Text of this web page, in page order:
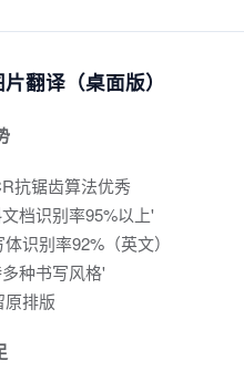
翻译（桌面版）
抗锯齿算法优秀
档识别率95%以上'
识别率92%（英文）
种书写风格'
原排版